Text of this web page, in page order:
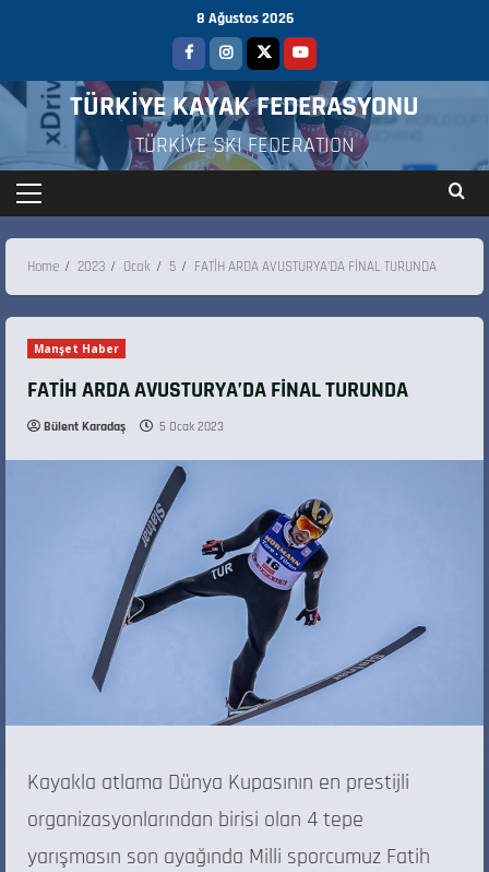
8 Ağustos 2026
TÜRKİYE KAYAK FEDERASYONU
TÜRKİYE SKI FEDERATION
Home 2023 Ocak 5 FATİH ARDA AVUSTURYA’DA FİNAL TURUNDA
Manşet Haber
FATİH ARDA AVUSTURYA’DA FİNAL TURUNDA
Bülent Karadaş 5 Ocak 2023
Kayakla atlama Dünya Kupasının en prestijli
organizasyonlarından birisi olan 4 tepe
yarışmasın son ayağında Milli sporcumuz Fatih